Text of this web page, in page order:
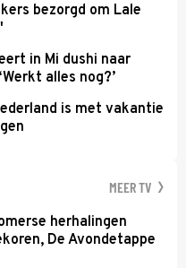
bezorgd om Lale
in Mi dushi naar
alles nog?’
is met vakantie
MEER TV
herhalingen
De Avondetappe